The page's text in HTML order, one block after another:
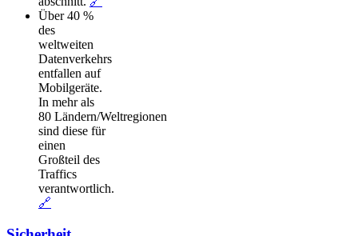
Über 40 %
des
weltweiten
Datenverkehrs
entfallen auf
Mobilgeräte.
In mehr als
80 Ländern/Weltregionen
sind diese für
einen
Großteil des
Traffics
verantwortlich.
🔗